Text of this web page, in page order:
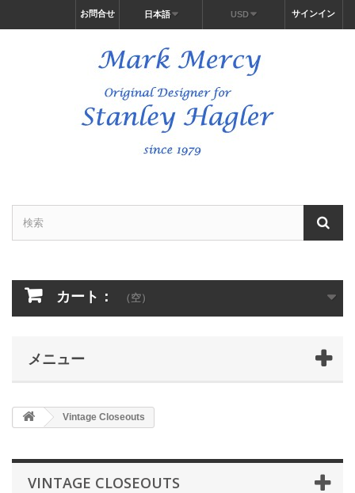
サインイン
USD
日本語
お問合せ
カート： （空）
メニュー
Vintage Closeouts
VINTAGE CLOSEOUTS